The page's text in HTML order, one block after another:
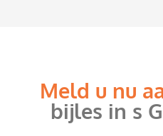
Meld u nu
bijles in s